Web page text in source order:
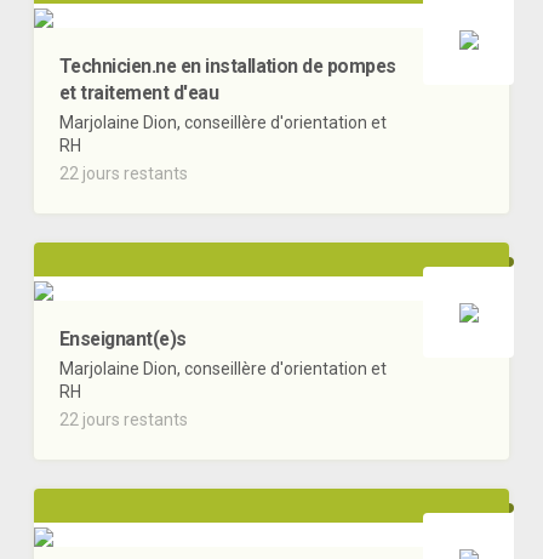
Technicien.ne en installation de pompes
et traitement d'eau
Marjolaine Dion, conseillère d'orientation et
RH
22 jours restants
Enseignant(e)s
Marjolaine Dion, conseillère d'orientation et
RH
22 jours restants